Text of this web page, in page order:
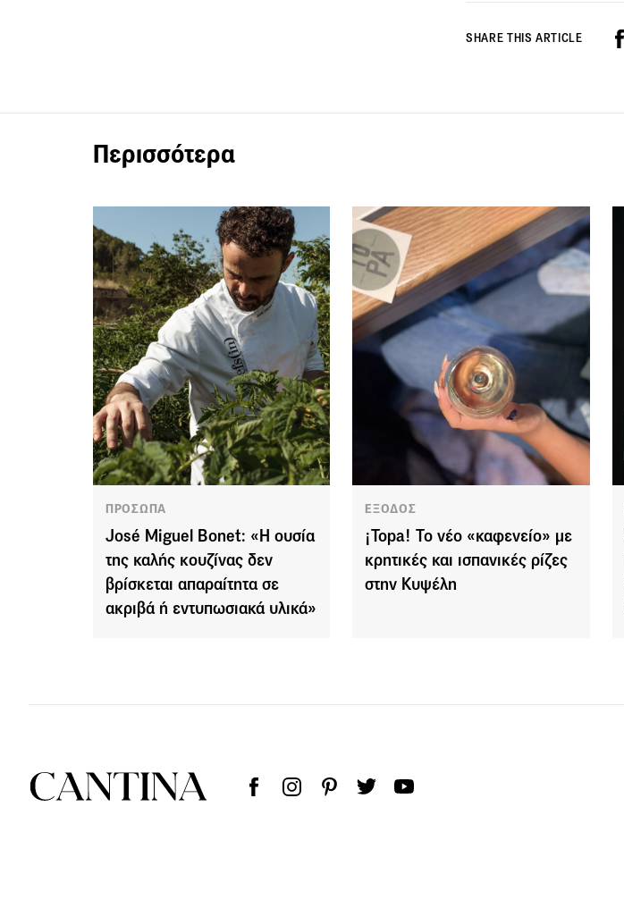
SHARE THIS ARTICLE
Περισσότερα
ΠΡΟΣΩΠΑ
José Miguel Bonet: «Η ουσία
της καλής κουζίνας δεν
βρίσκεται απαραίτητα σε
ακριβά ή εντυπωσιακά υλικά»
ΕΞΟΔΟΣ
¡Topa! Το νέο «καφενείο» με
κρητικές και ισπανικές ρίζες
στην Κυψέλη